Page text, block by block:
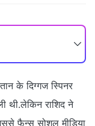
के दिग्गज स्पिनर
थी.लेकिन राशिद ने
फैन्स सोशल मीडिया